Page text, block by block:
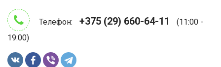
Телефон: +375 (29) 660-64-11
(11:00 -
19:00)